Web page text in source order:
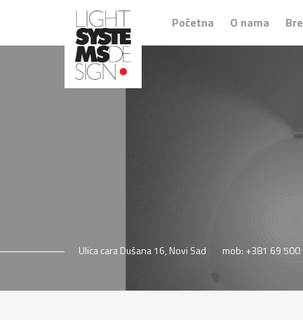
Početna O nama
Ulica cara Dušana 16, Novi Sad mob: +381 69